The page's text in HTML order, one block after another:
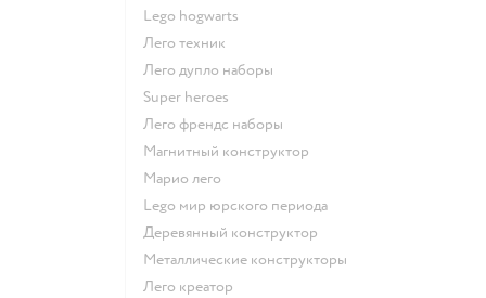
Lego hogwarts
Лего техник
Лего дупло наборы
Super heroes
Лего френдс наборы
Магнитный конструктор
Марио лего
Lego мир юрского периода
Деревянный конструктор
Металлические конструкторы
Лего креатор